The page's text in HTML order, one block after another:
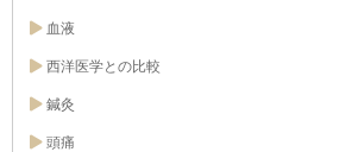
血液
西洋医学との比較
鍼灸
頭痛